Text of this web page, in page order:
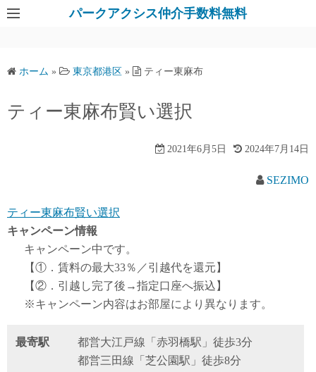
パークアクシス仲介手数料無料
ホーム » 東京都港区 » ティー東麻布
ティー東麻布賢い選択
2021年6月5日 2024年7月14日
SEZIMO
ティー東麻布賢い選択
キャンペーン情報
キャンペーン中です。
【①．賃料の最大33％／引越代を還元】
【②．引越し完了後→指定口座へ振込】
※キャンペーン内容はお部屋により異なります。
最寄駅
都営大江戸線「赤羽橋駅」徒歩3分
都営三田線「芝公園駅」徒歩8分